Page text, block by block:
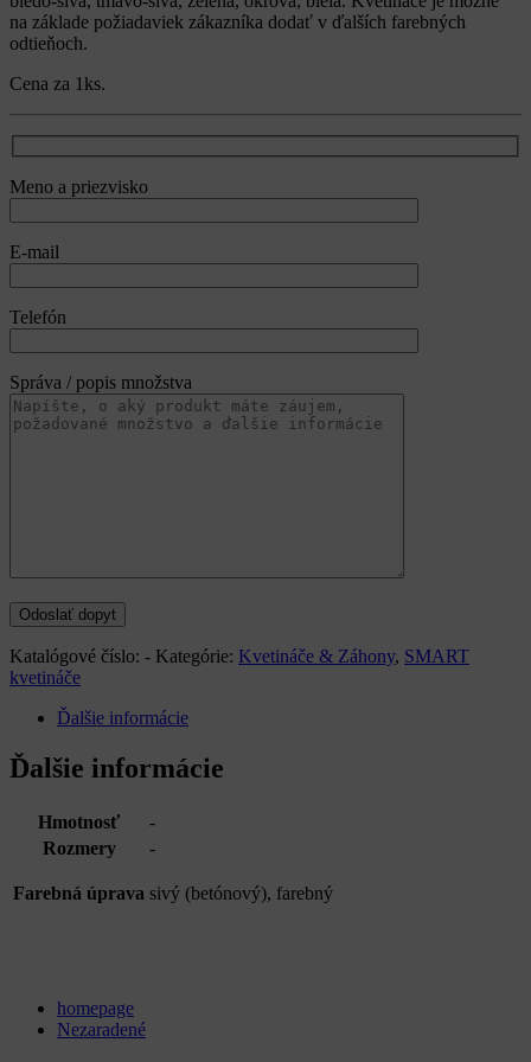
na základe požiadaviek zákazníka dodať v ďalších farebných
odtieňoch.
Cena za 1ks.
Meno a priezvisko
E-mail
Telefón
Správa / popis množstva
Katalógové číslo: - Kategórie: Kvetináče & Záhony, SMART
kvetináče
Ďalšie informácie
Ďalšie informácie
Hmotnosť
-
Rozmery
-
Farebná úprava sivý (betónový), farebný
homepage
Nezaradené